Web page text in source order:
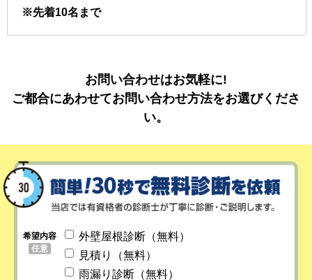
※先着10名まで
お問い合わせはお気軽に!
ご都合にあわせてお問い合わせ方法をお選びくださ
い。
希望内容
任意
外壁屋根診断（無料）
見積り（無料）
雨漏り診断（無料）